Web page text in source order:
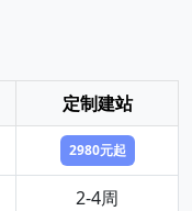
定制建站
2980元起
2-4周